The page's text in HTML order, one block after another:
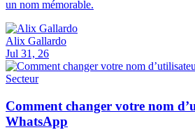
un nom mémorable.
Alix Gallardo
Jul 31, 26
Secteur
Comment changer votre nom
WhatsApp